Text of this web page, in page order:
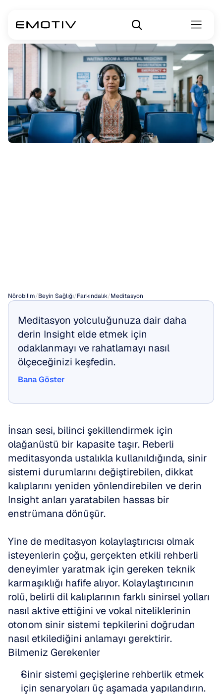
Nörobilim/Beyin Sağlığı/Farkındalık/Meditasyon
Meditasyon yolculuğunuza dair daha
derin Insight elde etmek için
odaklanmayı ve rahatlamayı nasıl
ölçeceğinizi keşfedin.
Bana Göster
İnsan sesi, bilinci şekillendirmek için
olağanüstü bir kapasite taşır. Reberli
meditasyonda ustalıkla kullanıldığında, sinir
sistemi durumlarını değiştirebilen, dikkat
kalıplarını yeniden yönlendirebilen ve derin
Insight anları yaratabilen hassas bir
enstrümana dönüşür.
Yine de meditasyon kolaylaştırıcısı olmak
isteyenlerin çoğu, gerçekten etkili rehberli
deneyimler yaratmak için gereken teknik
karmaşıklığı hafife alıyor. Kolaylaştırıcının
rolü, belirli dil kalıplarının farklı sinirsel yolları
nasıl aktive ettiğini ve vokal niteliklerinin
otonom sinir sistemi tepkilerini doğrudan
nasıl etkilediğini anlamayı gerektirir.
Bilmeniz Gerekenler
Sinir sistemi geçişlerine rehberlik etmek
için senaryoları üç aşamada yapılandırın.